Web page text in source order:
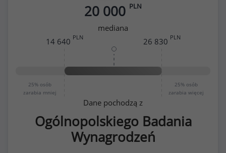
20 000 PLN
mediana
25% osób
zarabia mniej
25% osób
zarabia więcej
14 640 PLN 26 830 PLN
Dane pochodzą z
Ogólnopolskiego Badania
Wynagrodzeń